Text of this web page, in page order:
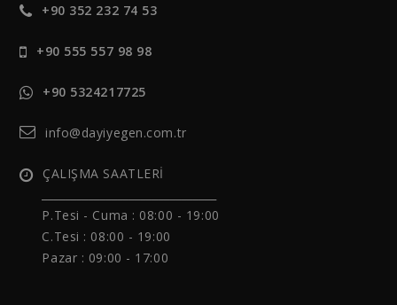
+90 352 232 74 53
+90 555 557 98 98
+90 5324217725
info@dayiyegen.com.tr
ÇALIŞMA SAATLERİ
P.Tesi - Cuma : 08:00 - 19:00
C.Tesi : 08:00 - 19:00
Pazar : 09:00 - 17:00